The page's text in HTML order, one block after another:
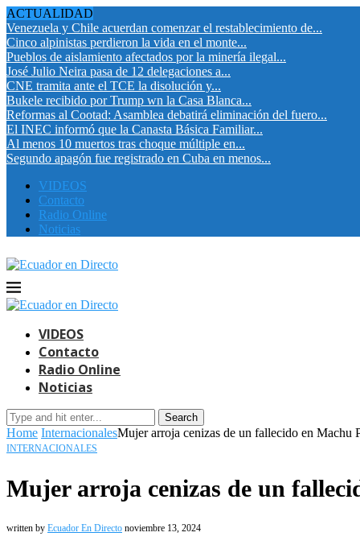
ACTUALIDAD
Venezuela y Chile acuerdan comenzar el restablecimiento de...
Cinco alpinistas perdieron la vida en el monte...
Pueblos de aislamiento afectados por la minería ilegal...
José Julio Neira pasa de 12 delegaciones a...
CNE tramita ante el TCE la disolución y...
Bukele recibido por Trump wn la Casa Blanca...
Reformas al Cootad: Asamblea debatirá eliminación del fuero...
El INEC informó que la Canasta Básica Familiar...
Al menos 10 muertos tras choque múltiple en...
Segundo apagón fue registrado en Cuba en menos...
VIDEOS
Contacto
Radio Online
Noticias
VIDEOS
Contacto
Radio Online
Noticias
Search
Home InternacionalesMujer arroja cenizas de un fallecido en Machu
INTERNACIONALES
Mujer arroja cenizas de un
written by Ecuador En Directo noviembre 13, 2024